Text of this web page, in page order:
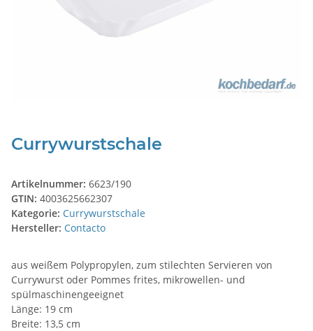
Currywurstschale
Artikelnummer: 6623/190
GTIN: 4003625662307
Kategorie: Currywurstschale
Hersteller: Contacto
aus weißem Polypropylen, zum stilechten Servieren von
Currywurst oder Pommes frites, mikrowellen- und
spülmaschinengeeignet
Länge: 19 cm
Breite: 13,5 cm